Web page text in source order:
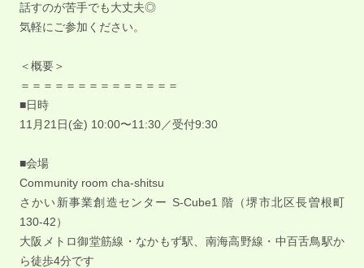
話すのが苦手でも大丈夫◎
気軽にご参加ください。
＜概要＞
＝＝＝＝＝＝＝＝＝＝＝＝＝＝
■日時
11月21日(金) 10:00〜11:30／受付9:30
■会場
Community room cha-shitsu
さかい新事業創造センター S-Cube1 階（堺市北区長曽根町
130-42）
大阪メトロ御堂筋線・なかもず駅、南海高野線・中百舌鳥駅か
ら徒歩4分です